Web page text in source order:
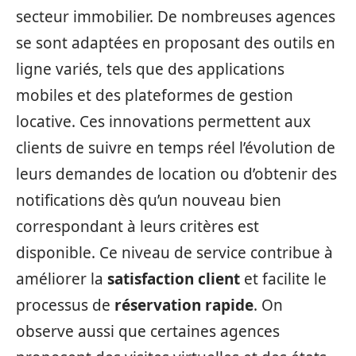
secteur immobilier. De nombreuses agences
se sont adaptées en proposant des outils en
ligne variés, tels que des applications
mobiles et des plateformes de gestion
locative. Ces innovations permettent aux
clients de suivre en temps réel l’évolution de
leurs demandes de location ou d’obtenir des
notifications dès qu’un nouveau bien
correspondant à leurs critères est
disponible. Ce niveau de service contribue à
améliorer la satisfaction client et facilite le
processus de réservation rapide. On
observe aussi que certaines agences